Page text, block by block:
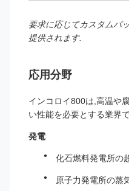
要求に応じてカスタムパ
提供されます.
応用分野
インコロイ800は,高温や
い性能を必要とする業界
発電
化石燃料発電所の
原子力発電所の蒸